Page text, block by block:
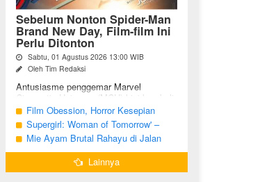
Sebelum Nonton Spider-Man
Brand New Day, Film-film Ini
Perlu Ditonton
Sabtu, 01 Agustus 2026 13:00 WIB
Oleh Tim Redaksi
Antusiasme penggemar Marvel
Cinematic Universe (MCU) kini kembali
meningkat seiring tayangnya
petualangan terbaru Spider-Man Brand
New Day. Bagi penggemar garis ...
Film Obession, Horror Kesepian
Generasi Saat Ini
Supergirl: Woman of Tomorrow' –
Potensi yang Terperangkap dalam
Narasi Generik
Mie Ayam Brutal Rahayu di Jalan
Pemuda Bojonegoro, Kuliner dengan
Banyak Pilihan Menu
Lainnya